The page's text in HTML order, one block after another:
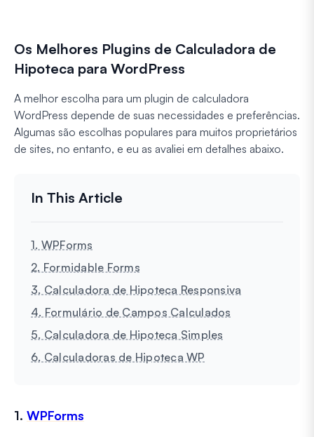
Os Melhores Plugins de Calculadora de
Hipoteca para WordPress
A melhor escolha para um plugin de calculadora
WordPress depende de suas necessidades e preferências.
Algumas são escolhas populares para muitos proprietários
de sites, no entanto, e eu as avaliei em detalhes abaixo.
1. WPForms
2. Formidable Forms
3. Calculadora de Hipoteca Responsiva
4. Formulário de Campos Calculados
5. Calculadora de Hipoteca Simples
6. Calculadoras de Hipoteca WP
1. WPForms